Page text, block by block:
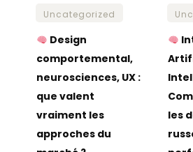
Uncategorized
Design
comportemental,
neurosciences, UX :
que valent
vraiment les
approches du
les